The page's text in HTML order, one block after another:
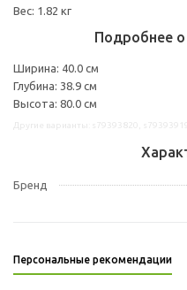
Вес: 1.82 кг
Подробнее
Ширина: 40.0 см
Глубина: 38.9 см
Высота: 80.0 см
Бренд
Персональные рекомендации